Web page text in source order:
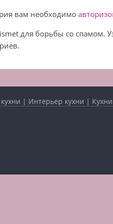
вам необходимо
для борьбы со спамом.
| Интерьер кухни |